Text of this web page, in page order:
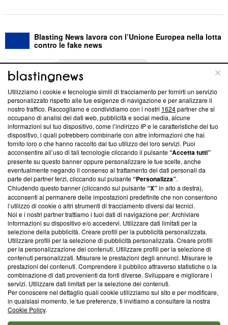
Blasting News lavora con l’Unione Europea nella lotta
contro le fake news
ABOUT
Questa sezione offre informazioni trasparenti su Blasting
News, sui nostri processi editoriali e su come ci impegniamo a
creare news di qualità. Inoltre, afferma la nostra aderenza a
‘Trust Project - News with Integrity’Blasting News non è
ancora membro del programma, ma ha richiesto di farne
parte; Trust Project non ha ancora effettuato una verifica di
conformità agli standard.
Su di noi
Team editoriale
Corporate
Redazione
Informativa Privacy
Cookie Policy
Blasting SA, IDI CHE-247.845.224, Via Carlo Frasca, 3 - 6900
Lugano (Svizzera) Tel:+39 0690258937
© 2026 Blasting News
Utilizziamo i cookie e tecnologie simili di tracciamento per fornirti un servizio
personalizzato rispetto alle tue esigenze di navigazione e per analizzare il
nostro traffico. Raccogliamo e condividiamo con i nostri 1624partner che si
occupano di analisi dei dati web, pubblicità e social media, alcune
informazioni sul tuo dispositivo, come l’indirizzo IP e le caratteristiche del tuo
dispositivo, i quali potrebbero combinarle con altre informazioni che hai
fornito loro o che hanno raccolto dal tuo utilizzo dei loro servizi. Puoi
acconsentire all’uso di tali tecnologie cliccando il pulsante“Accetta tutti”
presente su questo banner oppure personalizzare le tue scelte, anche
eventualmente negando il consenso al trattamento dei dati personali da
parte dei partner terzi, cliccando sul pulsante“Personalizza”.
Chiudendo questo banner (cliccando sul pulsante“X”in alto a destra),
acconsenti al permanere delle impostazioni predefinite che non consentono
l’utilizzo di cookie o altri strumenti di tracciamento diversi dai tecnici.
Noi e i nostri partner trattiamo i tuoi dati di navigazione per: Archiviare
informazioni su dispositivo e/o accedervi. Utilizzare dati limitati per la
selezione della pubblicità. Creare profili per la pubblicità personalizzata.
Utilizzare profili per la selezione di pubblicità personalizzata. Creare profili
per la personalizzazione dei contenuti. Utilizzare profili per la selezione di
contenuti personalizzati. Misurare le prestazioni degli annunci. Misurare le
prestazioni dei contenuti. Comprendere il pubblico attraverso statistiche o la
combinazione di dati provenienti da fonti diverse. Sviluppare e migliorare i
servizi. Utilizzare dati limitati per la selezione dei contenuti.
Per conoscere nel dettaglio quali cookie utilizziamo sul sito e per modificare,
in qualsiasi momento, le tue preferenze, ti invitiamo a consultare la nostra
Cookie Policy.